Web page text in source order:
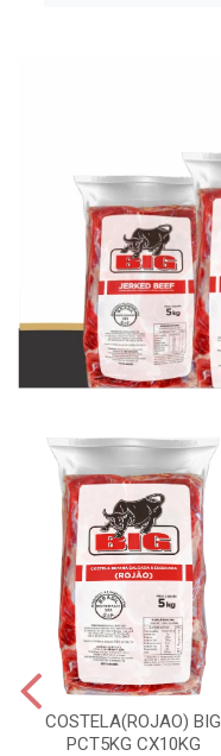
COSTELA(ROJAO) BIG
PCT5KG CX10KG